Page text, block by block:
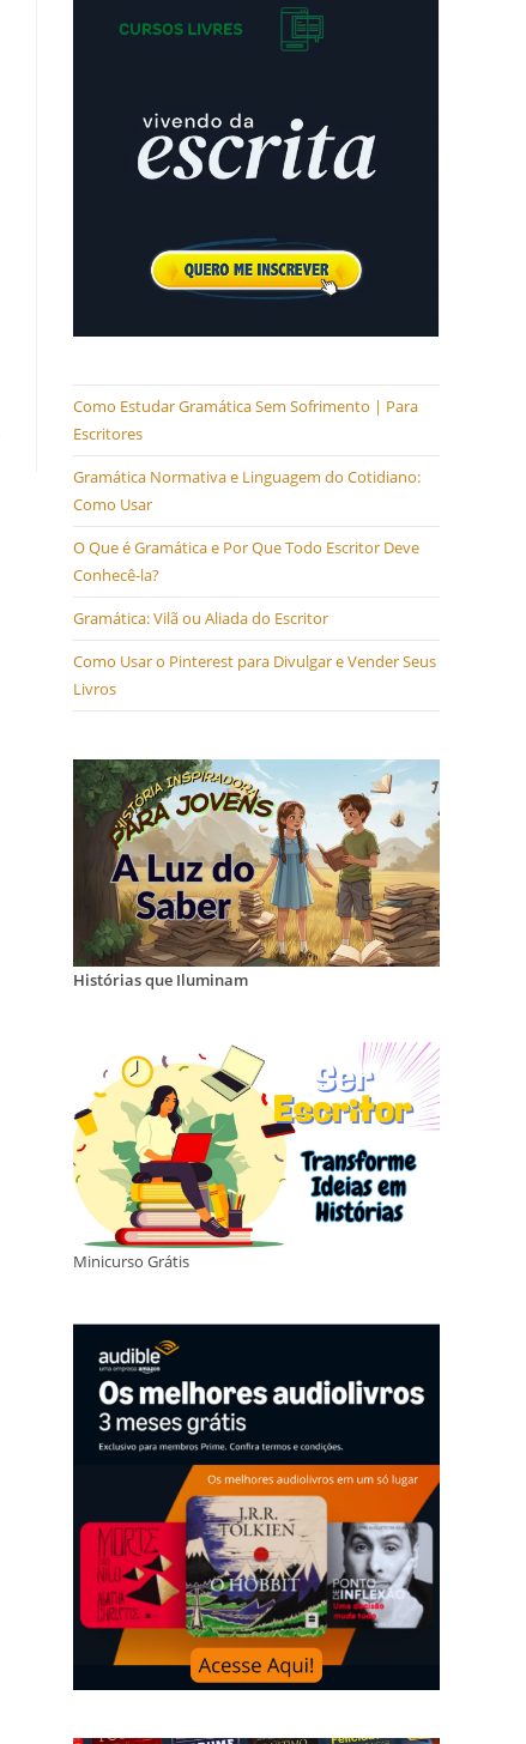
Como Estudar Gramática Sem Sofrimento | Para
Escritores
Gramática Normativa e Linguagem do Cotidiano:
Como Usar
O Que é Gramática e Por Que Todo Escritor Deve
Conhecê-la?
Gramática: Vilã ou Aliada do Escritor
Como Usar o Pinterest para Divulgar e Vender Seus
Livros
Histórias que Iluminam
Minicurso Grátis